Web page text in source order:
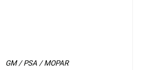
GM / PSA / MOPAR